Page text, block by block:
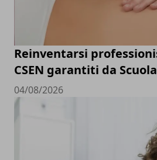
Reinventarsi
CSEN garantiti da
04/08/2026